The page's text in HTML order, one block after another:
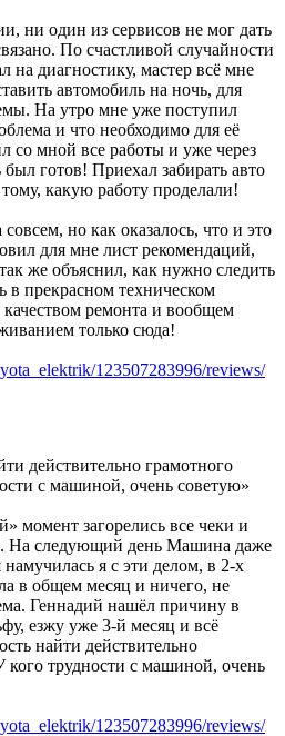
ни один из сервисов не мог дать
По счастливой случайности
на диагностику, мастер всё мне
автомобиль на ночь, для
На утро мне уже поступил
и что необходимо для её
со мной все работы и уже через
готов! Приехал забирать авто
какую работу проделали!
но как оказалось, что и это
для мне лист рекомендаций,
же объяснил, как нужно следить
в прекрасном техническом
ремонта и вообщем
только сюда!
123507283996/reviews/
действительно грамотного
с машиной, очень советую»
момент загорелись все чеки и
На следующий день Машина даже
намучилась я с эти делом, в 2-х
в общем месяц и ничего, не
Геннадий нашёл причину в
езжу уже 3-й месяц и всё
найти действительно
кого трудности с машиной, очень
123507283996/reviews/